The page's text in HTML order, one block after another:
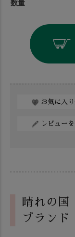
お気に入
レビューを
晴れの国
ブランド